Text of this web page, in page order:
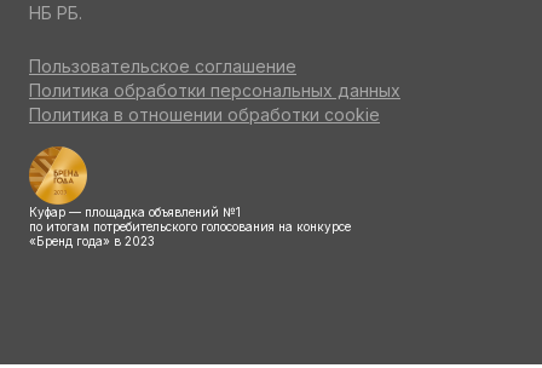
НБ РБ.
Пользовательское соглашение
Политика обработки персональных данных
Политика в отношении обработки cookie
Куфар — площадка объявлений №1
по итогам потребительского голосования на конкурсе
«Бренд года» в 2023